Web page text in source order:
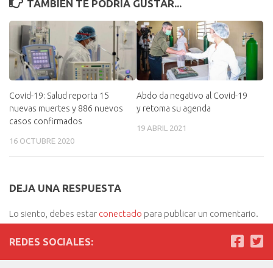
TAMBIÉN TE PODRÍA GUSTAR...
Covid-19: Salud reporta 15
nuevas muertes y 886 nuevos
casos confirmados
16 OCTUBRE 2020
Abdo da negativo al Covid-19
y retoma su agenda
19 ABRIL 2021
DEJA UNA RESPUESTA
Lo siento, debes estar conectado para publicar un comentario.
REDES SOCIALES: